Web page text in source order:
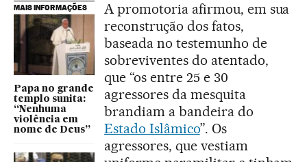
MAIS INFORMAÇÕES
Papa no grande
templo sunita:
“Nenhuma
violência em
nome de Deus”
A promotoria afirmou, em sua
reconstrução dos fatos,
baseada no testemunho de
sobreviventes do atentado,
que “os entre 25 e 30
agressores da mesquita
brandiam a bandeira do
Estado Islâmico”. Os
agressores, que vestiam